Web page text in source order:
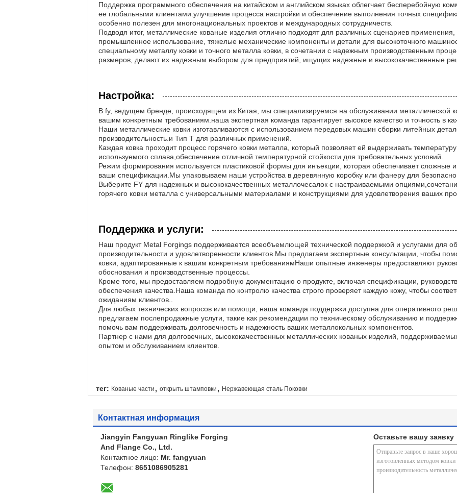
Поддержка программного обеспечения на китайском и английском языках облегчает бесперебойную
ее глобальными клиентами.улучшение процесса настройки и обеспечение выполнения точных
особенно полезен для многонациональных проектов и международных сотрудничеств.
Подводя итог, металлические кованые изделия отлично подходят для различных сценариев
промышленное использование, тяжелые механические компоненты и детали для высокоточного
специальному металлу ковки и точного металла ковки, в сочетании с надежным производственным
размеров, делают их надежным выбором для предприятий, ищущих надежные и высококачественные
Настройка:
В fy, ведущем бренде, происходящем из Китая, мы специализируемся на обслуживании металлической
вашим конкретным требованиям.наша экспертная команда гарантирует высокое качество и точность в
Наши металлические ковки изготавливаются с использованием передовых машин сборки литейных
производительность.и Тип T для различных применений.
Каждая ковка проходит процесс горячего ковки металла, который позволяет ей выдерживать
используемого сплава,обеспечение отличной температурной стойкости для требовательных условий.
Режим формирования используется пластиковой формы для инъекции, которая обеспечивает сложные
ваши спецификации.Мы упаковываем наши устройства в деревянную коробку или фанеру для безопасной
Выберите FY для надежных и высококачественных металлочесалок с настраиваемыми
горячего ковки металла с универсальными материалами и конструкциями для удовлетворения ваших
Поддержка и услуги:
Наш продукт Metal Forgings поддерживается всеобъемлющей технической поддержкой и услугами для
производительности и удовлетворенности клиентов.Мы предлагаем экспертные консультации, чтобы
ковки, адаптированные к вашим конкретным требованиямНаши опытные инженеры предоставляют
обоснования и производственные процессы.
Кроме того, мы предоставляем подробную документацию о продукте, включая спецификации,
обеспечения качества.Наша команда по контролю качества строго проверяет каждую кожу, чтобы
ожиданиям клиентов..
Для любых технических вопросов или помощи, наша команда поддержки доступна для оперативного
предлагаем послепродажные услуги, такие как рекомендации по техническому обслуживанию и
помочь вам поддерживать долговечность и надежность ваших металлокольных компонентов.
Партнер с нами для долговечных, высококачественных металлических кованых изделий,
опытом и обслуживанием клиентов.
тег: Кованые части , открыть штамповки , Нержавеющая сталь Поковки
Контактная информация
Jiangyin Fangyuan Ringlike Forging
And Flange Co., Ltd.
Контактное лицо: Mr. fangyuan
Телефон: 8651086905281
Оставьте вашу заявку